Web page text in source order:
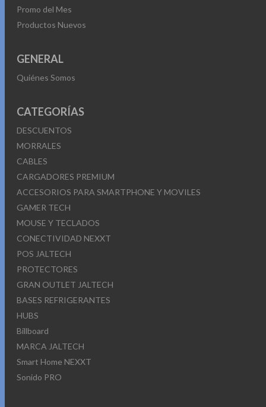
Promo del Mes
Productos Nuevos
GENERAL
Quiénes Somos
CATEGORÍAS
DESCUENTOS
MORRALES
CABLES
CARGADORES PREMIUM
ACCESORIOS PARA SMARTPHONE Y MOVILES
GAMER TECH
MOUSE Y TECLADOS
CONECTIVIDAD NEXXT
POS JALTECH
PROTECTORES
GRAN OUTLET JALTECH
BASES REFRIGERANTES
HUBS
Billboard
MARCA JALTECH
Smart Home NEXXT
Sonido PRO